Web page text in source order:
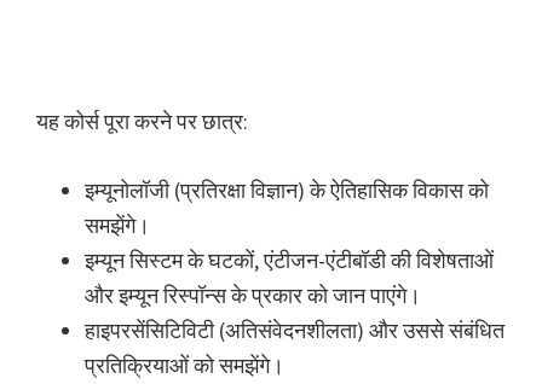
यह कोर्स पूरा करने पर छात्र:
इम्यूनोलॉजी (प्रतिरक्षा विज्ञान) के ऐतिहासिक विकास को
समझेंगे।
इम्यून सिस्टम के घटकों, एंटीजन-एंटीबॉडी की विशेषताओं
और इम्यून रिस्पॉन्स के प्रकार को जान पाएंगे।
हाइपरसेंसिटिविटी (अतिसंवेदनशीलता) और उससे संबंधित
प्रतिक्रियाओं को समझेंगे।